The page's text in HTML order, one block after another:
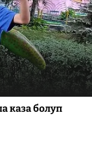
каза болуп